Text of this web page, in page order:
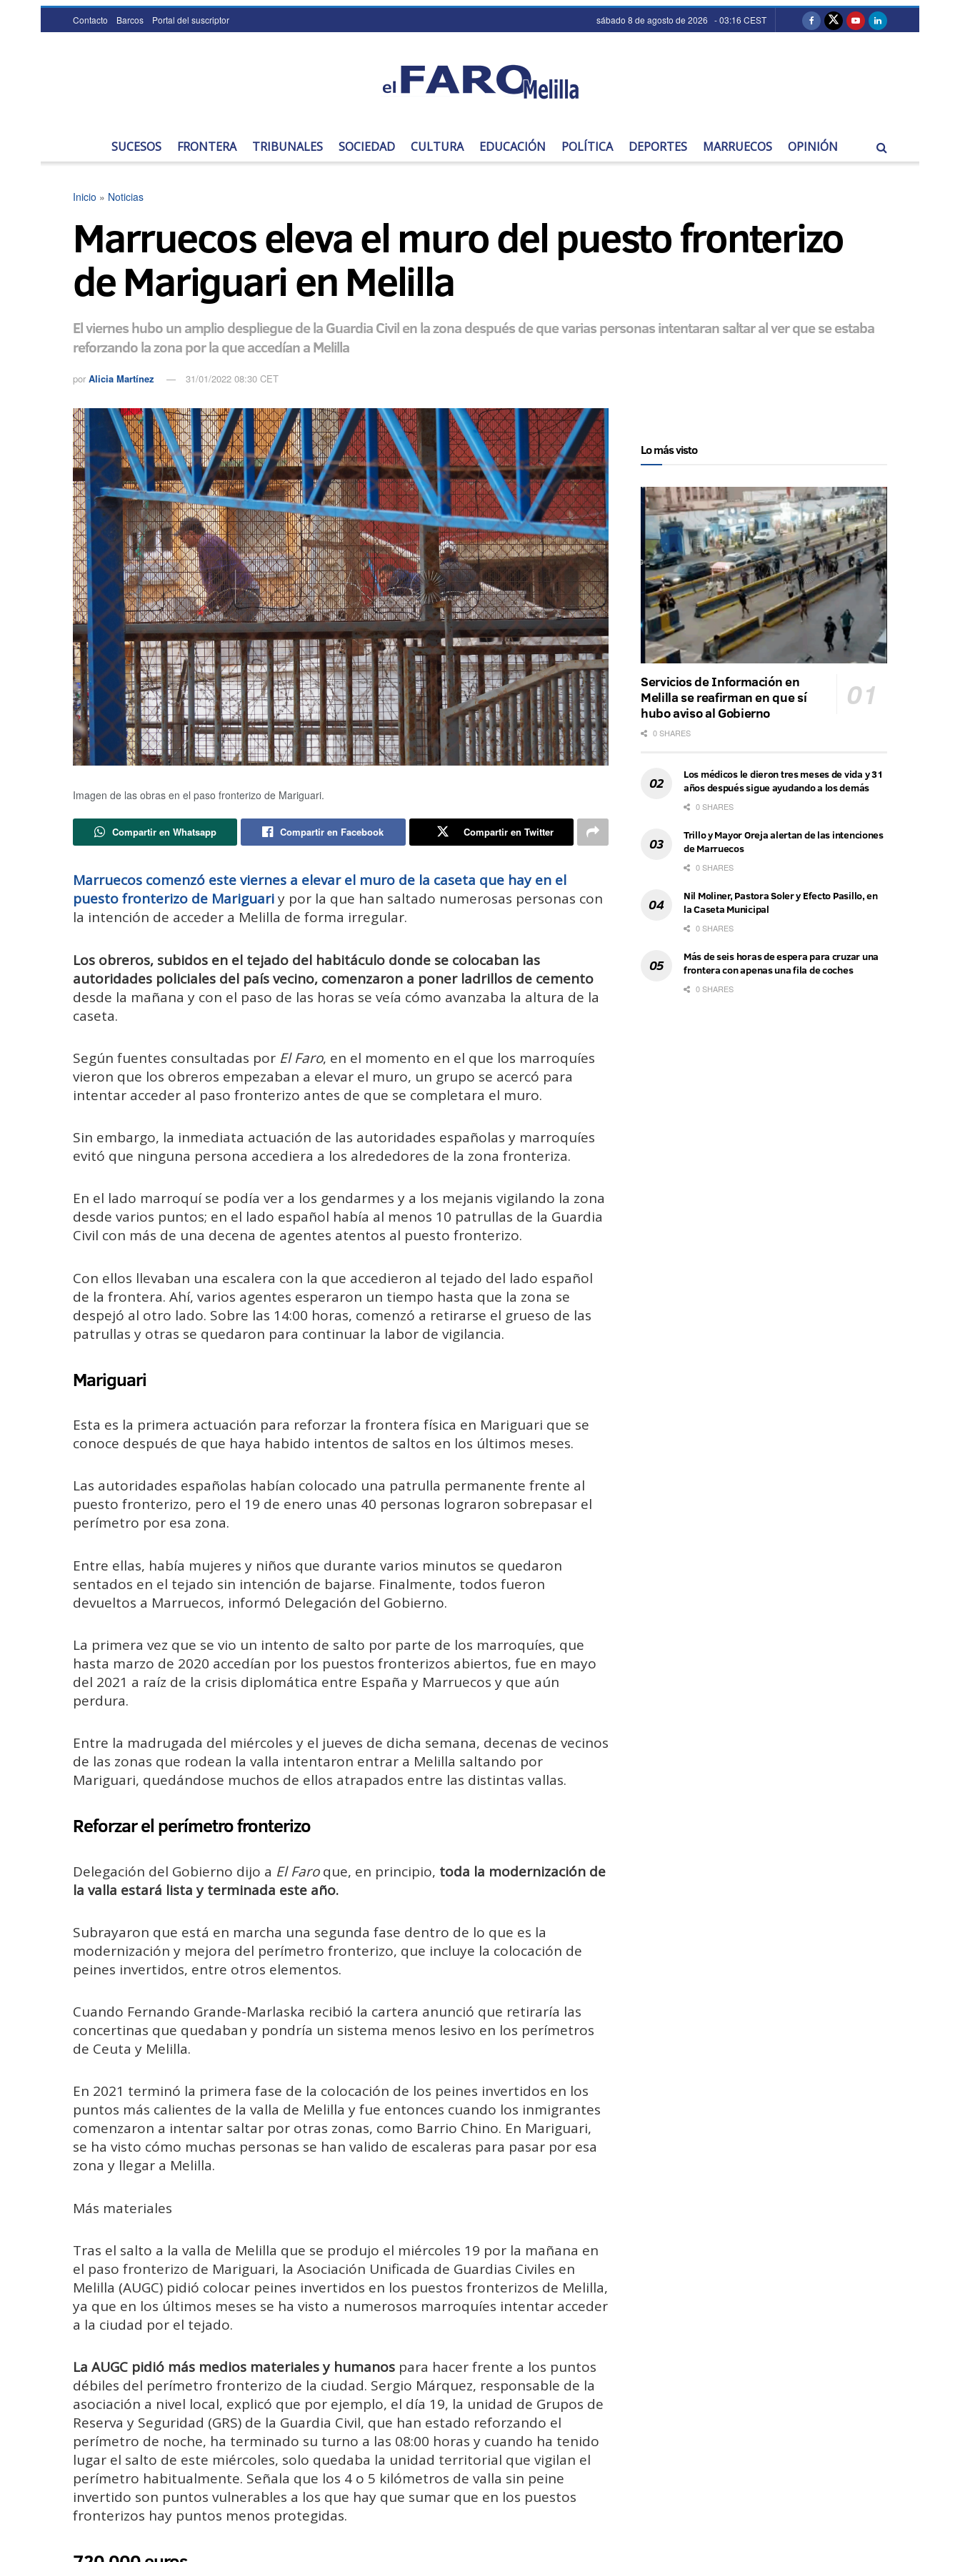
Contacto Barcos Portal del suscriptor sábado 8 de agosto de 2026 - 03:16 CEST
SUCESOS FRONTERA TRIBUNALES SOCIEDAD CULTURA EDUCACIÓN POLÍTICA DEPORTES MARRUECOS OPINIÓN
Inicio » Noticias
Marruecos eleva el muro del puesto fronterizo
de Mariguari en Melilla
El viernes hubo un amplio despliegue de la Guardia Civil en la zona después de que varias personas intentaran saltar al ver que se estaba
reforzando la zona por la que accedían a Melilla
por Alicia Martínez 31/01/2022 08:30 CET
Imagen de las obras en el paso fronterizo de Mariguari.
Compartir en Whatsapp Compartir en Facebook Compartir en Twitter
Marruecos comenzó este viernes a elevar el muro de la caseta que hay en el
puesto fronterizo de Mariguariy por la que han saltado numerosas personas con
la intención de acceder a Melilla de forma irregular.
Los obreros, subidos en el tejado del habitáculo donde se colocaban las
autoridades policiales del país vecino, comenzaron a poner ladrillos de cemento
desde la mañana y con el paso de las horas se veía cómo avanzaba la altura de la
caseta.
Según fuentes consultadas por El Faro, en el momento en el que los marroquíes
vieron que los obreros empezaban a elevar el muro, un grupo se acercó para
intentar acceder al paso fronterizo antes de que se completara el muro.
Sin embargo, la inmediata actuación de las autoridades españolas y marroquíes
evitó que ninguna persona accediera a los alrededores de la zona fronteriza.
En el lado marroquí se podía ver a los gendarmes y a los mejanis vigilando la zona
desde varios puntos; en el lado español había al menos 10 patrullas de la Guardia
Civil con más de una decena de agentes atentos al puesto fronterizo.
Con ellos llevaban una escalera con la que accedieron al tejado del lado español
de la frontera. Ahí, varios agentes esperaron un tiempo hasta que la zona se
despejó al otro lado. Sobre las 14:00 horas, comenzó a retirarse el grueso de las
patrullas y otras se quedaron para continuar la labor de vigilancia.
Mariguari
Esta es la primera actuación para reforzar la frontera física en Mariguari que se
conoce después de que haya habido intentos de saltos en los últimos meses.
Las autoridades españolas habían colocado una patrulla permanente frente al
puesto fronterizo, pero el 19 de enero unas 40 personas lograron sobrepasar el
perímetro por esa zona.
Entre ellas, había mujeres y niños que durante varios minutos se quedaron
sentados en el tejado sin intención de bajarse. Finalmente, todos fueron
devueltos a Marruecos, informó Delegación del Gobierno.
La primera vez que se vio un intento de salto por parte de los marroquíes, que
hasta marzo de 2020 accedían por los puestos fronterizos abiertos, fue en mayo
del 2021 a raíz de la crisis diplomática entre España y Marruecos y que aún
perdura.
Entre la madrugada del miércoles y el jueves de dicha semana, decenas de vecinos
de las zonas que rodean la valla intentaron entrar a Melilla saltando por
Mariguari, quedándose muchos de ellos atrapados entre las distintas vallas.
Reforzar el perímetro fronterizo
Delegación del Gobierno dijo a El Faroque, en principio, toda la modernización de
la valla estará lista y terminada este año.
Subrayaron que está en marcha una segunda fase dentro de lo que es la
modernización y mejora del perímetro fronterizo, que incluye la colocación de
peines invertidos, entre otros elementos.
Cuando Fernando Grande-Marlaska recibió la cartera anunció que retiraría las
concertinas que quedaban y pondría un sistema menos lesivo en los perímetros
de Ceuta y Melilla.
En 2021 terminó la primera fase de la colocación de los peines invertidos en los
puntos más calientes de la valla de Melilla y fue entonces cuando los inmigrantes
comenzaron a intentar saltar por otras zonas, como Barrio Chino. En Mariguari,
se ha visto cómo muchas personas se han valido de escaleras para pasar por esa
zona y llegar a Melilla.
Más materiales
Tras el salto a la valla de Melilla que se produjo el miércoles 19 por la mañana en
el paso fronterizo de Mariguari, la Asociación Unificada de Guardias Civiles en
Melilla (AUGC) pidió colocar peines invertidos en los puestos fronterizos de Melilla,
ya que en los últimos meses se ha visto a numerosos marroquíes intentar acceder
a la ciudad por el tejado.
La AUGC pidió más medios materiales y humanos para hacer frente a los puntos
débiles del perímetro fronterizo de la ciudad. Sergio Márquez, responsable de la
asociación a nivel local, explicó que por ejemplo, el día 19, la unidad de Grupos de
Reserva y Seguridad (GRS) de la Guardia Civil, que han estado reforzando el
perímetro de noche, ha terminado su turno a las 08:00 horas y cuando ha tenido
lugar el salto de este miércoles, solo quedaba la unidad territorial que vigilan el
perímetro habitualmente. Señala que los 4 o 5 kilómetros de valla sin peine
invertido son puntos vulnerables a los que hay que sumar que en los puestos
fronterizos hay puntos menos protegidas.
Lo más visto
Servicios de Información en
Melilla se reafirman en que sí
hubo aviso al Gobierno
0 SHARES
Los médicos le dieron tres meses de vida y 31
años después sigue ayudando a los demás
0 SHARES
Trillo y Mayor Oreja alertan de las intenciones
de Marruecos
0 SHARES
Nil Moliner, Pastora Soler y Efecto Pasillo, en
la Caseta Municipal
0 SHARES
Más de seis horas de espera para cruzar una
frontera con apenas una fila de coches
0 SHARES